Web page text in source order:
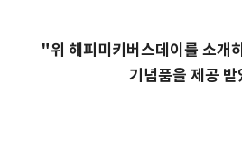
"위 해피미키버스데이를 소개
기념품을 제공